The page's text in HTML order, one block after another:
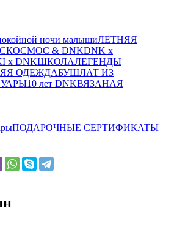
ночи малышиЛЕТНЯЯ
& DNKDNK x
x DNKШКОЛАЛЕГЕНДЫ
ОДЕЖДАБУШЛАТ ИЗ
10 лет DNKВЯЗАНАЯ
ПОДАРОЧНЫЕ СЕРТИФИКАТЫ